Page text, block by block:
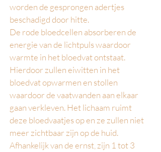
worden de gesprongen adertjes
beschadigd door hitte.
De rode bloedcellen absorberen de
energie van de lichtpuls waardoor
warmte in het bloedvat ontstaat.
Hierdoor zullen eiwitten in het
bloedvat opwarmen en stollen
waardoor de vaatwanden aan elkaar
gaan verkleven. Het lichaam ruimt
deze bloedvaatjes op en ze zullen niet
meer zichtbaar zijn op de huid.
Afhankelijk van de ernst, zijn 1 tot 3